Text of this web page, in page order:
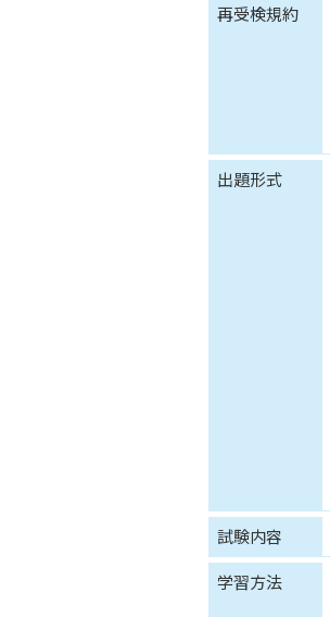
再受検規約
出題形式
試験内容
学習方法